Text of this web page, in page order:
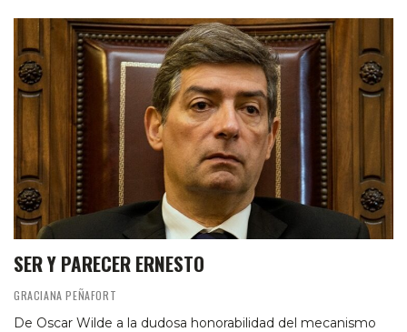
SER Y PARECER ERNESTO
GRACIANA PEÑAFORT
De Oscar Wilde a la dudosa honorabilidad del mecanismo